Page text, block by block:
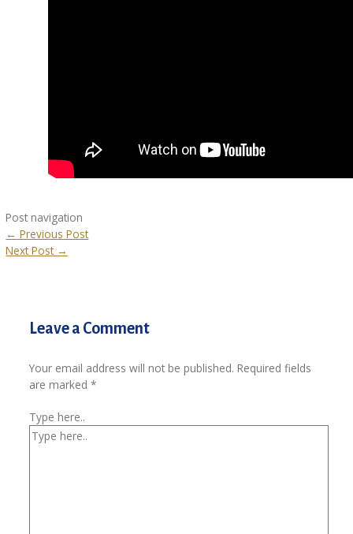
Post navigation
← Previous Post
Next Post →
Leave a Comment
Your email address will not be published. Required fields
are marked *
Type here..